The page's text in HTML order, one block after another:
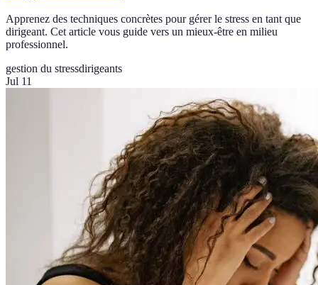
Apprenez des techniques concrètes pour gérer le stress en tant que
dirigeant. Cet article vous guide vers un mieux-être en milieu
professionnel.
gestion du stressdirigeants
Jul 11